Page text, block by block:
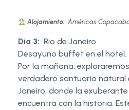
Alojamiento: Américas
Día 3: Rio de Janeiro
Desayuno buffet en el hotel.
Por la mañana,
verdadero santuario natural
Janeiro, donde la
encuentra con la historia.